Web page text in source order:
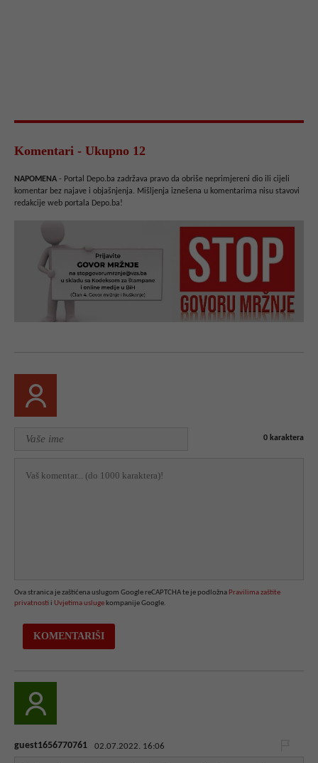
Komentari - Ukupno 12
NAPOMENA - Portal Depo.ba zadržava pravo da obriše neprimjereni dio ili cijeli
komentar bez najave i objašnjenja. Mišljenja iznešena u komentarima nisu stavovi
redakcije web portala Depo.ba!
0 karaktera
Ova stranica je zaštićena uslugom Google reCAPTCHA te je podložna Pravilima zaštite
privatnosti i Uvjetima uslugekompanije Google.
guest1656770761 02.07.2022. 16:06